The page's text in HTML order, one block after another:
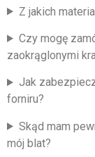
Z jakich
Czy mogę
zaokrąglonymi
Jak
forniru?
Skąd mam
mój blat?